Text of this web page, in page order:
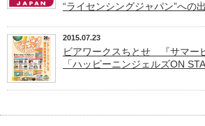
“ライセンシングジャパン”への
2015.07.23
ビアワークスちとせ 『サマー
「ハッピーニンジェルズON